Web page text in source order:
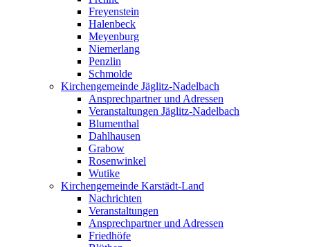
Freyenstein
Halenbeck
Meyenburg
Niemerlang
Penzlin
Schmolde
Kirchengemeinde Jäglitz-Nadelbach
Ansprechpartner und Adressen
Veranstaltungen Jäglitz-Nadelbach
Blumenthal
Dahlhausen
Grabow
Rosenwinkel
Wutike
Kirchengemeinde Karstädt-Land
Nachrichten
Veranstaltungen
Ansprechpartner und Adressen
Friedhöfe